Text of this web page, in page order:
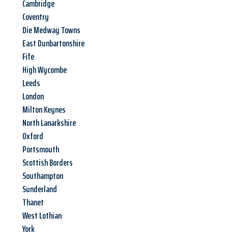
Cambridge
Coventry
Die Medway Towns
East Dunbartonshire
Fife
High Wycombe
Leeds
London
Milton Keynes
North Lanarkshire
Oxford
Portsmouth
Scottish Borders
Southampton
Sunderland
Thanet
West Lothian
York